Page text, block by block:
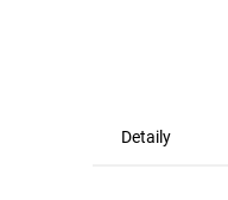
Detaily